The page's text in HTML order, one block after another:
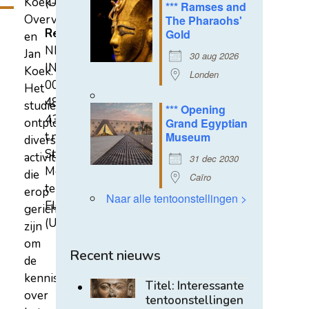
*** Ramses and
The Pharaohs'
Gold
30 aug 2026
Londen
*** Opening
Grand Egyptian
Museum
31 dec 2030
Caïro
Naar alle tentoonstellingen >
Recent nieuws
Titel: Interessante
tentoonstellingen
Overvest
en
Jan
Koek.
Het
studiecentrum
ontplooit
diverse
activiteiten
die
erop
gericht
zijn
om
de
kennis
over
Rekeningnummer
NL31
INGB
0007
4852
43
t.n.v.
Stichting
Mehen
te
Elst
(U)